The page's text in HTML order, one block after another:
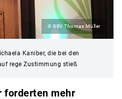
© BBV Thomas Müller
Kaniber, die bei den
rege Zustimmung stieß
forderten mehr